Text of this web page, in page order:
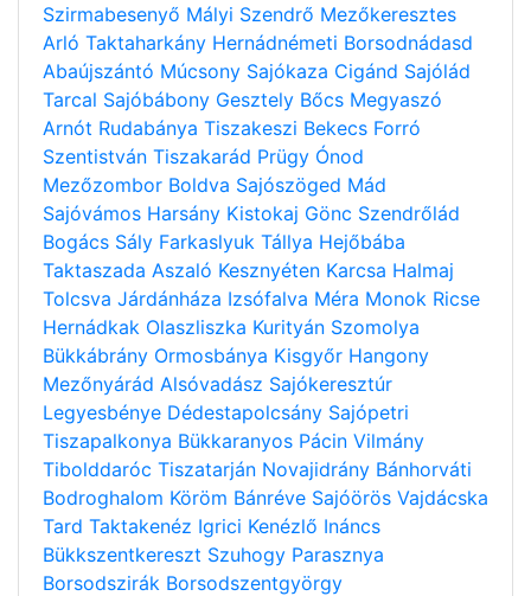
Szirmabesenyő Mályi Szendrő Mezőkeresztes
Arló Taktaharkány Hernádnémeti Borsodnádasd
Abaújszántó Múcsony Sajókaza Cigánd Sajólád
Tarcal Sajóbábony Gesztely Bőcs Megyaszó
Arnót Rudabánya Tiszakeszi Bekecs Forró
Szentistván Tiszakarád Prügy Ónod
Mezőzombor Boldva Sajószöged Mád
Sajóvámos Harsány Kistokaj Gönc Szendrőlád
Bogács Sály Farkaslyuk Tállya Hejőbába
Taktaszada Aszaló Kesznyéten Karcsa Halmaj
Tolcsva Járdánháza Izsófalva Méra Monok Ricse
Hernádkak Olaszliszka Kurityán Szomolya
Bükkábrány Ormosbánya Kisgyőr Hangony
Mezőnyárád Alsóvadász Sajókeresztúr
Legyesbénye Dédestapolcsány Sajópetri
Tiszapalkonya Bükkaranyos Pácin Vilmány
Tibolddaróc Tiszatarján Novajidrány Bánhorváti
Bodroghalom Köröm Bánréve Sajóörös Vajdácska
Tard Taktakenéz Igrici Kenézlő Ináncs
Bükkszentkereszt Szuhogy Parasznya
Borsodszirák Borsodszentgyörgy